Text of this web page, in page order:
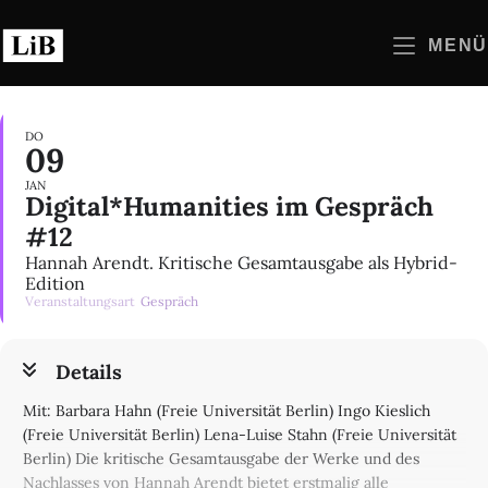
Inhalt
springen
MENÜ
DO
09
JAN
Digital*Humanities im Gespräch
#12
Hannah Arendt. Kritische Gesamtausgabe als Hybrid-
Edition
Veranstaltungsart Gespräch
Details
Mit: Barbara Hahn (Freie Universität Berlin) Ingo Kieslich
(Freie Universität Berlin) Lena-Luise Stahn (Freie Universität
Berlin) Die kritische Gesamtausgabe der Werke und des
Nachlasses von Hannah Arendt bietet erstmalig alle